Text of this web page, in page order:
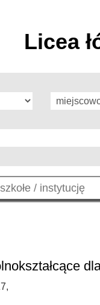
Licea